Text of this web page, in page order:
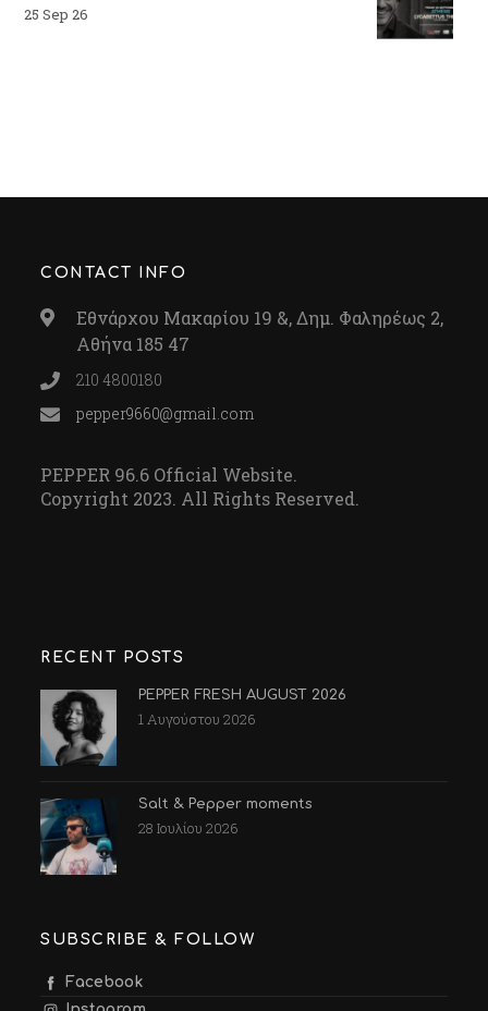
25 Sep 26
CONTACT INFO
Εθνάρχου Μακαρίου 19 &, Δημ. Φαληρέως 2,
Αθήνα 185 47
210 4800180
pepper9660@gmail.com
PEPPER 96.6 Official Website.
Copyright 2023. All Rights Reserved.
RECENT POSTS
PEPPER FRESH AUGUST 2026
1 Αυγούστου 2026
Salt & Pepper moments
28 Ιουλίου 2026
SUBSCRIBE & FOLLOW
Facebook